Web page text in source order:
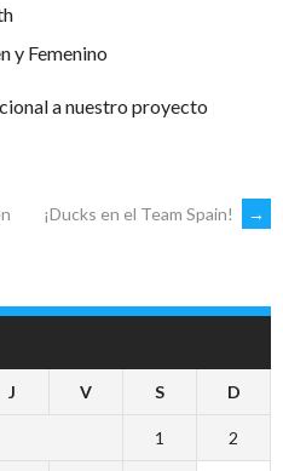
y Femenino
a nuestro proyecto
¡Ducks en el Team Spain! →
J V S D
1 2